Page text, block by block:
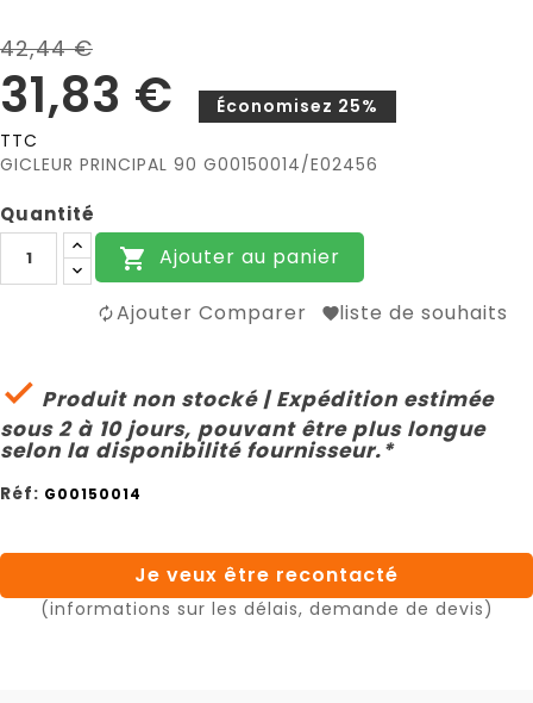
42,44 €
31,83 €
Économisez 25%
TTC
GICLEUR PRINCIPAL 90 G00150014/E02456
Quantité
 Ajouter au panier
Ajouter Comparer liste de souhaits
 Produit non stocké | Expédition estimée
sous 2 à 10 jours, pouvant être plus longue
selon la disponibilité fournisseur.*
Réf: G00150014
Je veux être recontacté
(informations sur les délais, demande de devis)